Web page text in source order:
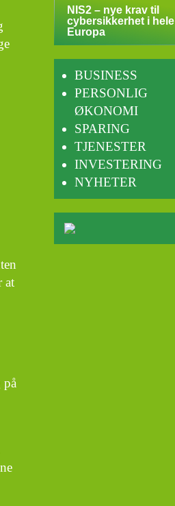
at
på
NIS2 – nye krav til
cybersikkerhet i hele
Europa
BUSINESS
PERSONLIG
ØKONOMI
SPARING
TJENESTER
INVESTERING
NYHETER